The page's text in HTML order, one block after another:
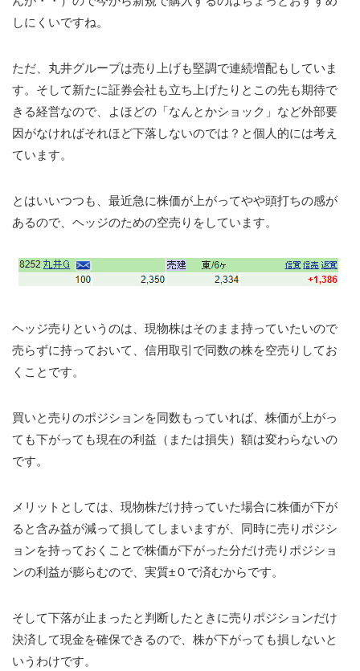
しにくいですね。
ただ、丸井グループは売り上げも堅調で連続増配もしていま
す。そして新たに証券会社も立ち上げたりとこの先も期待で
きる経営なので、よほどの「なんとかショック」など外部要
因がなければそれほど下落しないのでは？と個人的には考え
ています。
とはいいつつも、最近急に株価が上がってやや頭打ちの感が
あるので、ヘッジのための空売りをしています。
ヘッジ売りというのは、現物株はそのまま持っていたいので
売らずに持っておいて、信用取引で同数の株を空売りしてお
くことです。
買いと売りのポジションを同数もっていれば、株価が上がっ
ても下がっても現在の利益（または損失）額は変わらないの
です。
メリットとしては、現物株だけ持っていた場合に株価が下が
ると含み益が減って損してしまいますが、同時に売りポジシ
ョンを持っておくことで株価が下がった分だけ売りポジショ
ンの利益が膨らむので、実質±０で済むからです。
そして下落が止まったと判断したときに売りポジションだけ
決済して現金を確保できるので、株が下がっても損しないと
いうわけです。